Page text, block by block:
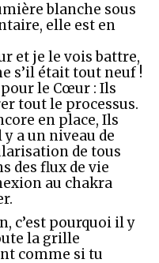
blanche sous
elle est en
et je le vois battre,
s’il était tout neuf !
le Cœur : Ils
tout le processus.
en place, Ils
a un niveau de
de tous
des flux de vie
au chakra
c’est pourquoi il y
la grille
comme si tu